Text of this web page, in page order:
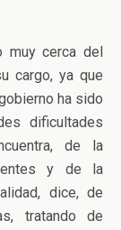
muy cerca del
cargo, ya que
ha sido
dificultades
de la
y de la
dice, de
tratando de